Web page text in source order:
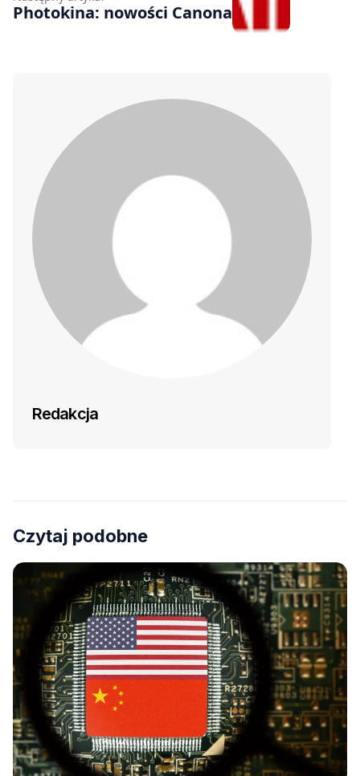
Photokina: nowości Canona
Redakcja
Czytaj podobne